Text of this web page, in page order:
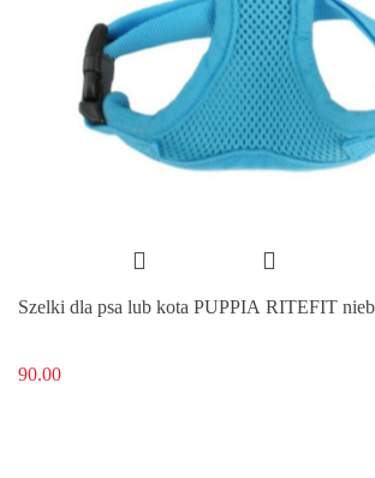
Szelki dla psa lub kota PUPPIA RITEFIT
90.00